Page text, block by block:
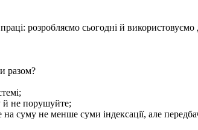
розробляємо сьогодні й використовуємо
разом?
й не порушуйте;
суму не менше суми індексації, але